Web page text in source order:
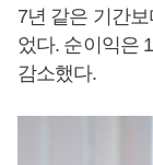
7년 같은 기간
었다. 순이익은
감소했다.